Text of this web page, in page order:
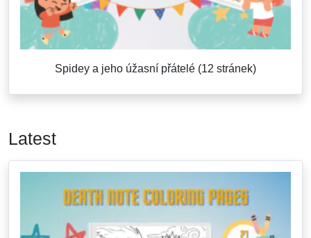
Spidey a jeho úžasní přátelé (12 stránek)
Latest